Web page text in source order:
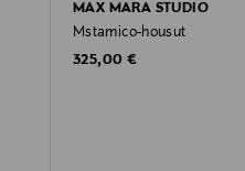
MAX MARA STUDIO
Mstamico-housut
Original Price
325,00 €